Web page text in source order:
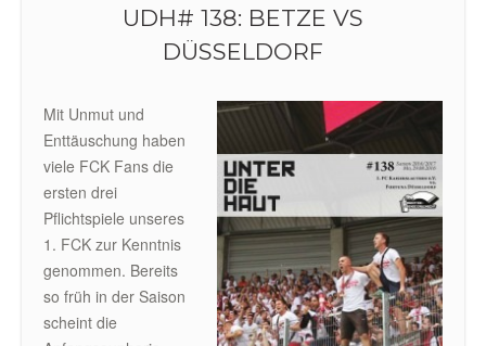
UDH# 138: BETZE VS
DÜSSELDORF
Mit Unmut und
Enttäuschung haben
viele FCK Fans die
ersten drei
Pflichtspiele unseres
1. FCK zur Kenntnis
genommen. Bereits
so früh in der Saison
scheint die